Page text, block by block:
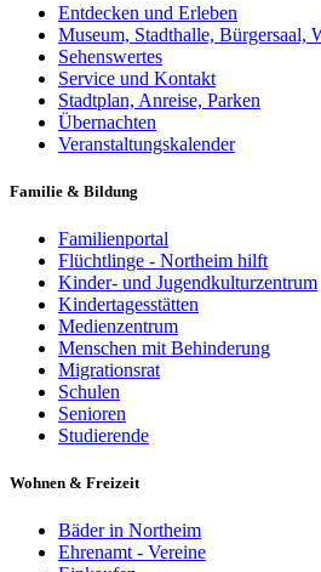
Entdecken und Erleben
Museum, Stadthalle, Bürgersaal,
Sehenswertes
Service und Kontakt
Stadtplan, Anreise, Parken
Übernachten
Veranstaltungskalender
Familie & Bildung
Familienportal
Flüchtlinge - Northeim hilft
Kinder- und Jugendkulturzentrum
Kindertagesstätten
Medienzentrum
Menschen mit Behinderung
Migrationsrat
Schulen
Senioren
Studierende
Wohnen & Freizeit
Bäder in Northeim
Ehrenamt - Vereine